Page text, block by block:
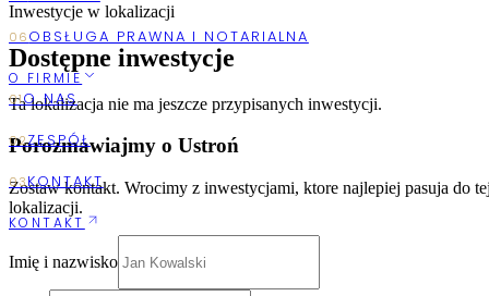
O FIRMIE
KONTAKT
Inwestycje w lokalizacji
Dostępne inwestycje
Ta lokalizacja nie ma jeszcze przypisanych inwestycji.
Porozmawiajmy o Ustroń
Zostaw kontakt. Wrocimy z inwestycjami, ktore najlepiej pasuja do
lokalizacji.
Imię i nazwisko